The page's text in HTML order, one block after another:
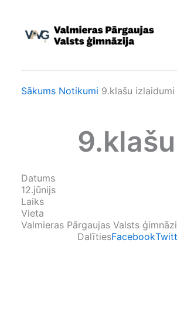
content
Sākums Notikumi 9.klašu izlaidumi
Datums
12.jūnijs
Laiks
Vieta
Valmieras Pārgaujas Valsts
DalītiesFacebook